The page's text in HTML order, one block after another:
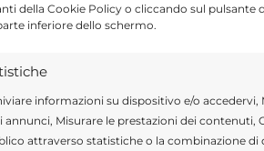
della Cookie Policy o cliccando sul pulsante
inferiore dello schermo.
informazioni su dispositivo e/o accedervi,
annunci, Misurare le prestazioni dei contenuti,
attraverso statistiche o la combinazione di
condito con un cucchiaino
un pacchetto di cracker.
spremuta d’arancia
125 g, accompagnata da
di olio e 40 g di pane.